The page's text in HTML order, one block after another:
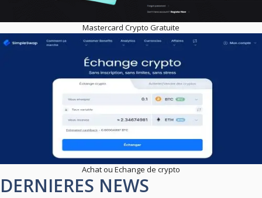
Mastercard Crypto Gratuite
Achat ou Echange de crypto
DERNIERES NEWS